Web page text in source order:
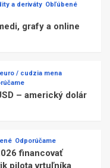
a deriváty Obľúbené
grafy a online
/ cudzia mena
– americký dolár
Odporúčame
financovať
pilota vrtuľníka